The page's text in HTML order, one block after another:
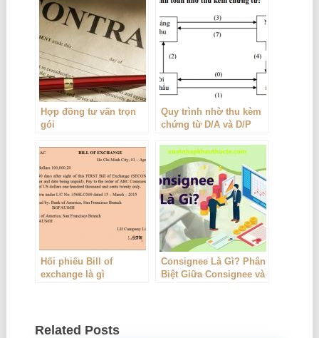
Hợp đồng tư vấn trọn
gói
Quy trình nhờ thu kèm
chứng từ D/A và D/P
Hối phiếu Bill of
exchange là gì
Consignee Là Gì? Phân
Biệt Giữa Consignee và
Related Posts